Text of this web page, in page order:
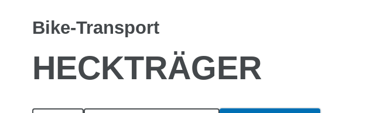
Bike-Transport
HECKTRÄGER